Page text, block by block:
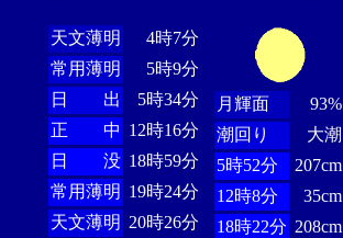
天文薄明
4時7分
常用薄明
5時9分
日 出
5時34分
正 中 12時16分
日 没 18時59分
常用薄明 19時24分
天文薄明 20時26分
月輝面
93%
潮回り
大潮
5時52分
207cm
12時8分
35cm
18時22分 208cm